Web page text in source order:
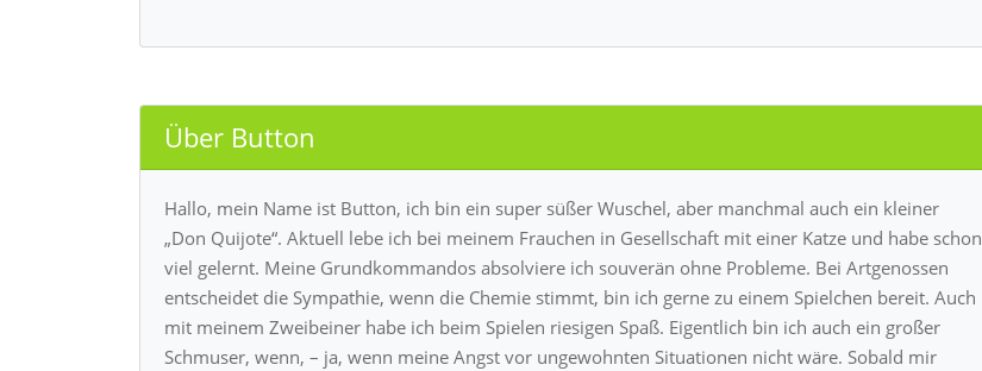
Über Button
Hallo, mein Name ist Button, ich bin ein super süßer Wuschel, aber manchmal auch ein kleiner
„Don Quijote“. Aktuell lebe ich bei meinem Frauchen in Gesellschaft mit einer Katze und habe schon
viel gelernt. Meine Grundkommandos absolviere ich souverän ohne Probleme. Bei Artgenossen
entscheidet die Sympathie, wenn die Chemie stimmt, bin ich gerne zu einem Spielchen bereit. Auch
mit meinem Zweibeiner habe ich beim Spielen riesigen Spaß. Eigentlich bin ich auch ein großer
Schmuser, wenn, – ja, wenn meine Angst vor ungewohnten Situationen nicht wäre. Sobald mir